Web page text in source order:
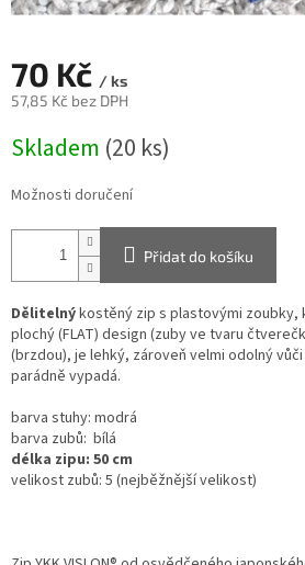
70 Kč / ks
57,85 Kč bez DPH
cena:
Skladem (20 ks)
Možnosti doručení
Přidat do košíku
Dělitelnýkostěný zip s plastovými zoubky,
plochý (FLAT) design (zuby ve tvaru
(brzdou), je lehký, zároveň velmi odolný
parádně vypadá.
barva stuhy: modrá
barva zubů: bílá
délka zipu: 50 cm
velikost zubů: 5 (nejběžnější velikost)